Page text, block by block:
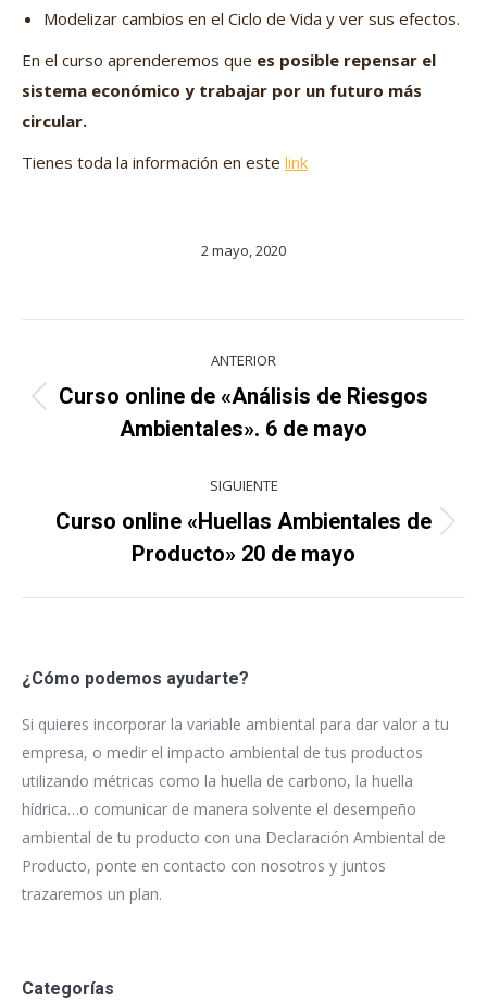
Modelizar cambios en el Ciclo de Vida y ver sus efectos.
En el curso aprenderemos que es posible repensar el
sistema económico y trabajar por un futuro más
circular.
Tienes toda la información en este link
2 mayo, 2020
entre
proyectos
ANTERIOR
Proyecto
anterior
Curso online de «Análisis de Riesgos
Ambientales». 6 de mayo
SIGUIENTE
Proyecto
siguiente
Curso online «Huellas Ambientales de
Producto» 20 de mayo
¿Cómo podemos ayudarte?
Si quieres incorporar la variable ambiental para dar valor a tu
empresa, o medir el impacto ambiental de tus productos
utilizando métricas como la huella de carbono, la huella
hídrica…o comunicar de manera solvente el desempeño
ambiental de tu producto con una Declaración Ambiental de
Producto, ponte en contacto con nosotros y juntos
trazaremos un plan.
Categorías